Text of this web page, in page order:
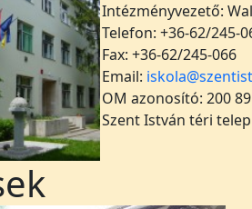
Intézményvezető:
Telefon: +36-62/245-
Fax: +36-62/245-066
Email:
OM azonosító: 200
Szent István téri